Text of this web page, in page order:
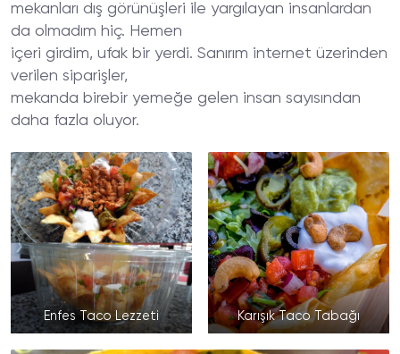
mekanları dış görünüşleri ile yargılayan insanlardan
da olmadım hiç. Hemen
içeri girdim, ufak bir yerdi. Sanırım internet üzerinden
verilen siparişler,
mekanda birebir yemeğe gelen insan sayısından
daha fazla oluyor.
Enfes Taco Lezzeti Karışık Taco Tabağı